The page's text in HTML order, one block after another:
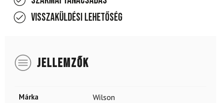
Visszaküldési lehetőség
JELLEMZŐK
Márka Wilson